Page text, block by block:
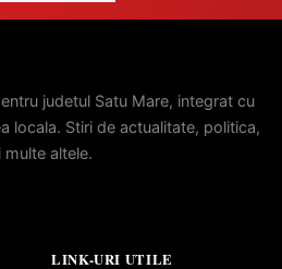
judetul Satu Mare, integrat cu
locala. Stiri de actualitate, politica,
altele.
LINK-URI UTILE